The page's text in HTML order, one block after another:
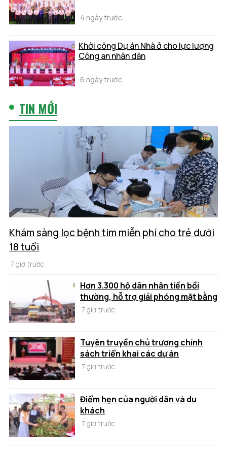
4 ngày trước
Khởi công Dự án Nhà ở cho lực lượng
Công an nhân dân
6 ngày trước
TIN MỚI
Khám sàng lọc bệnh tim miễn phí cho trẻ dưới
18 tuổi
7 giờ trước
Hơn 3.300 hộ dân nhận tiền bồi
thường, hỗ trợ giải phóng mặt bằng
7 giờ trước
Tuyên truyền chủ trương chính
sách triển khai các dự án
7 giờ trước
Điểm hẹn của người dân và du
khách
7 giờ trước